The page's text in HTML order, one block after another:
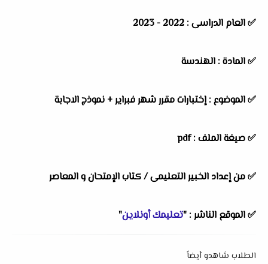
✅ العام الدراسى : 2022 - 2023
✅ المادة : الهندسة
✅ الموضوع : إختبارات مقرر شهر فبراير + نموذج الاجابة
✅ صيغة الملف : pdf
✅ من إعداد الخبير التعليمى / كتاب الإمتحان و المعاصر
✅ الموقع الناشر : "تعليمك أونلاين"
الطلاب شاهدو أيضاً